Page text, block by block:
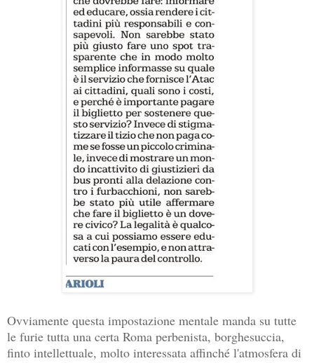
Ovviamente questa impostazione mentale manda su tutte
le furie tutta una certa Roma perbenista, borghesuccia,
finto intellettuale, molto interessata affinché l'atmosfera di